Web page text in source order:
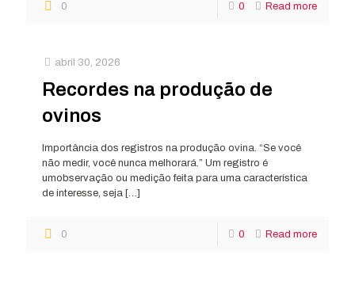
0 0 Read more
abril 30, 2026
Recordes na produção de
ovinos
Importância dos registros na produção ovina. “Se você
não medir, você nunca melhorará.” Um registro é
umobservação ou medição feita para uma característica
de interesse, seja […]
0 0 Read more